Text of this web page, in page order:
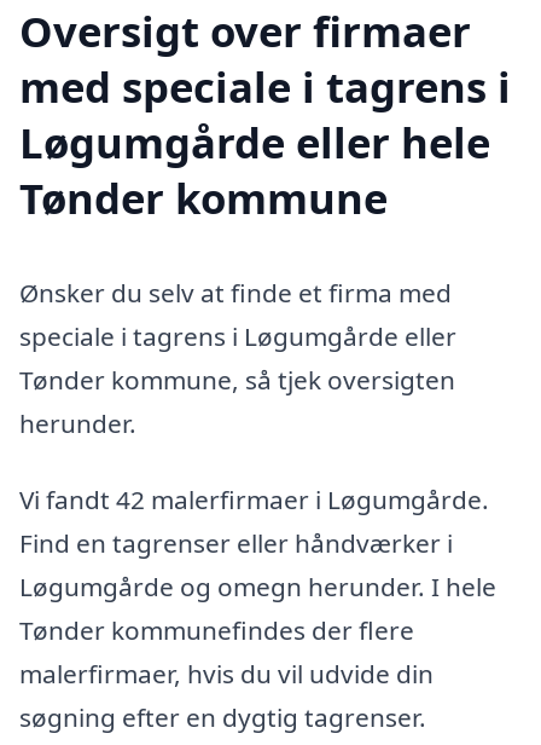
Oversigt over firmaer
med speciale i tagrens i
Løgumgårde eller hele
Tønder kommune
Ønsker du selv at finde et firma med
speciale i tagrens i Løgumgårde eller
Tønder kommune, så tjek oversigten
herunder.
Vi fandt 42 malerfirmaer i Løgumgårde.
Find en tagrenser eller håndværker i
Løgumgårde og omegn herunder. I hele
Tønder kommunefindes der flere
malerfirmaer, hvis du vil udvide din
søgning efter en dygtig tagrenser.